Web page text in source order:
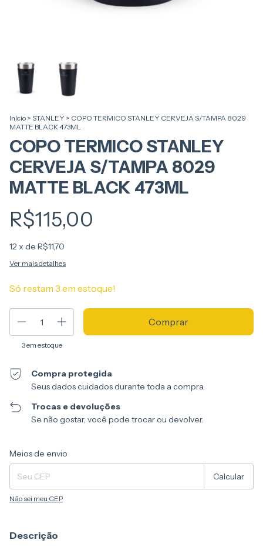
Início > STANLEY > COPO TERMICO STANLEY CERVEJA S/TAMPA 8029
MATTE BLACK 473ML
COPO TERMICO STANLEY
CERVEJA S/TAMPA 8029
MATTE BLACK 473ML
R$115,00
12x de R$11,70
Ver mais detalhes
Só restam 3 em estoque!
3em estoque
Compra protegida
Seus dados cuidados durante toda a compra.
Trocas e devoluções
Se não gostar, você pode trocar ou devolver.
Entregas para o CEP:
Meios de envio
Calcular
Não sei meu CEP
Descrição